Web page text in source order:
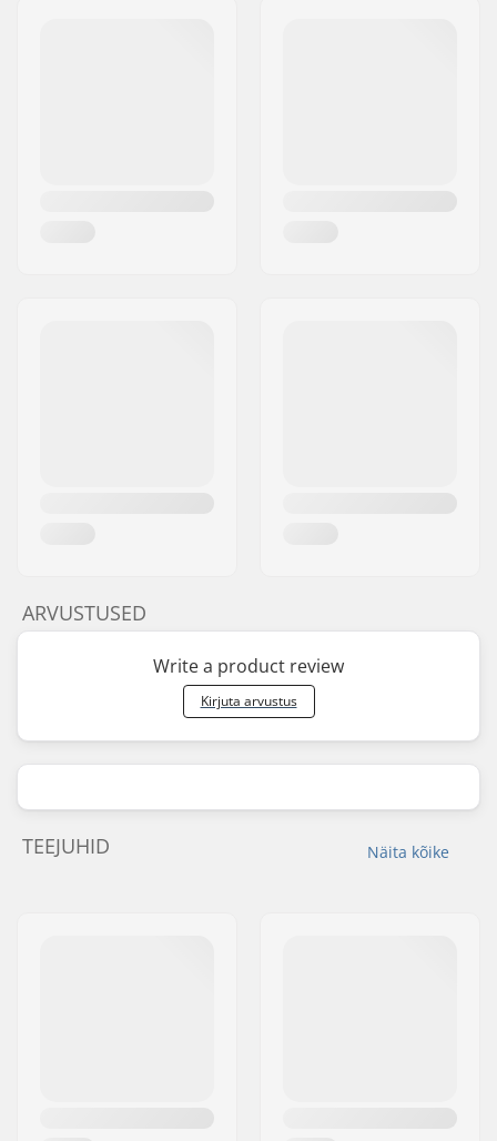
ARVUSTUSED
Write a product review
Kirjuta arvustus
Näita kõike
TEEJUHID